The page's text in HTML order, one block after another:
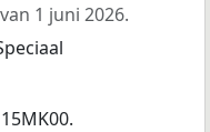
van 1 juni 2026.
15MK00.